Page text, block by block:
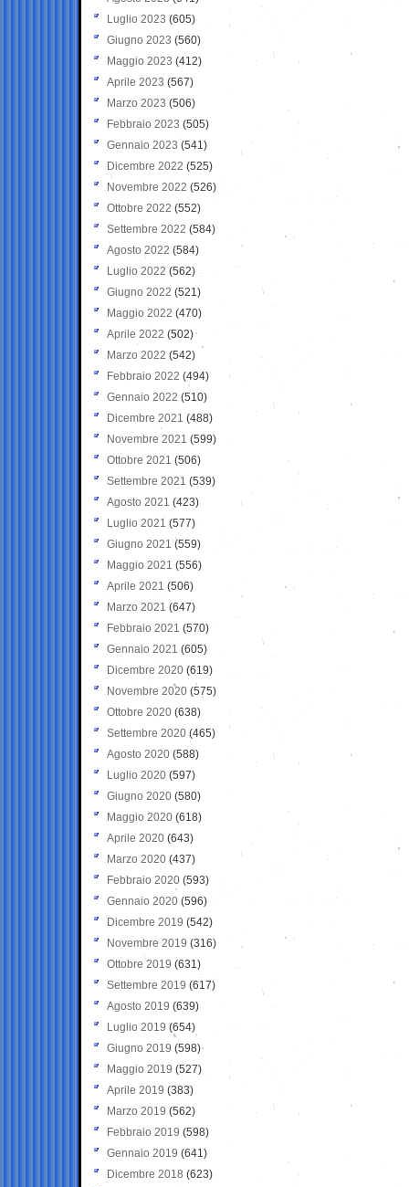
Luglio 2023 (605)
Giugno 2023 (560)
Maggio 2023 (412)
Aprile 2023 (567)
Marzo 2023 (506)
Febbraio 2023 (505)
Gennaio 2023 (541)
Dicembre 2022 (525)
Novembre 2022 (526)
Ottobre 2022 (552)
Settembre 2022 (584)
Agosto 2022 (584)
Luglio 2022 (562)
Giugno 2022 (521)
Maggio 2022 (470)
Aprile 2022 (502)
Marzo 2022 (542)
Febbraio 2022 (494)
Gennaio 2022 (510)
Dicembre 2021 (488)
Novembre 2021 (599)
Ottobre 2021 (506)
Settembre 2021 (539)
Agosto 2021 (423)
Luglio 2021 (577)
Giugno 2021(559)
Maggio 2021 (556)
Aprile 2021 (506)
Marzo 2021 (647)
Febbraio 2021 (570)
Gennaio 2021 (605)
Dicembre 2020 (619)
Novembre 2020 (575)
Ottobre 2020 (638)
Settembre 2020(465)
Agosto 2020 (588)
Luglio 2020 (597)
Giugno 2020 (580)
Maggio 2020 (618)
Aprile 2020 (643)
Marzo 2020 (437)
Febbraio 2020 (593)
Gennaio 2020 (596)
Dicembre 2019 (542)
Novembre 2019 (316)
Ottobre 2019 (631)
Settembre 2019 (617)
Agosto 2019 (639)
Luglio 2019 (654)
Giugno 2019 (598)
Maggio 2019 (527)
Aprile 2019 (383)
Marzo 2019 (562)
Febbraio 2019 (598)
Gennaio 2019 (641)
Dicembre 2018 (623)